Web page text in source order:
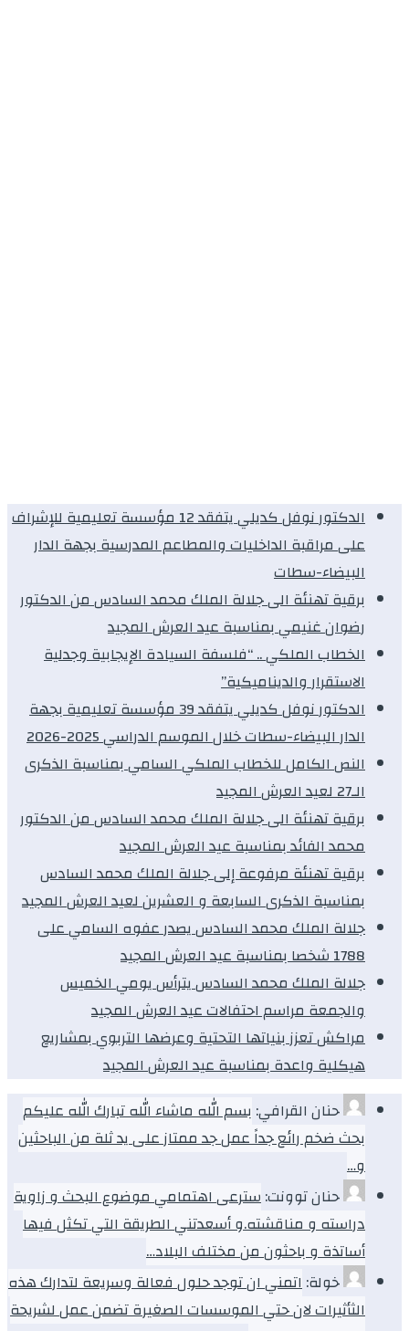
الدكتور نوفل كديلي يتفقد 12 مؤسسة تعليمية للإشراف
على مراقبة الداخليات والمطاعم المدرسية بجهة الدار
البيضاء-سطات
برقية تهنئة الى جلالة الملك محمد السادس من الدكتور
رضوان غنيمي بمناسبة عيد العرش المجيد
الخطاب الملكي .. “فلسفة السيادة الإيجابية وجدلية
الاستقرار والديناميكية”
الدكتور نوفل كديلي يتفقد 39 مؤسسة تعليمية بجهة
الدار البيضاء-سطات خلال الموسم الدراسي 2025-2026
النص الكامل للخطاب الملكي السامي بمناسبة الذكرى
الـ27 لعيد العرش المجيد
برقية تهنئة الى جلالة الملك محمد السادس من الدكتور
محمد الفائد بمناسبة عيد العرش المجيد
برقية تهنئة مرفوعة إلى جلالة الملك محمد السادس
بمناسبة الذكرى السابعة و العشرين لعيد العرش المجيد
جلالة الملك محمد السادس يصدر عفوه السامي على
1788 شخصا بمناسبة عيد العرش المجيد
جلالة الملك محمد السادس يترأس يومي الخميس
والجمعة مراسم احتفالات عيد العرش المجيد
مراكش تعزز بنياتها التحتية وعرضها التربوي بمشاريع
هيكلية واعدة بمناسبة عيد العرش المجيد
حنان القرافي: بسم الله ماشاء الله تبارك الله عليكم
بحث ضخم رائع جداً عمل جد ممتاز على يد ثلة من الباحثين
و…
حنان توونت:سترعى اهتمامي موضوع البحث و زاوية
دراسته و مناقشته.و أسعدتني الطريقة التي تكثل فيها
أساتذة و باحثون من مختلف البلاد…
خولة:اتمني ان توجد حلول فعالة وسريعة لتدارك هذه
الثأثيرات لان حتي الموسسات الصغيرة تضمن عمل لشريحة